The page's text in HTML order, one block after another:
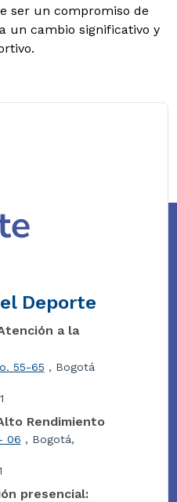
ser un compromiso de
un cambio significativo y
Deporte
a la
55-65 , Bogotá
Rendimiento
06 , Bogotá,
presencial: